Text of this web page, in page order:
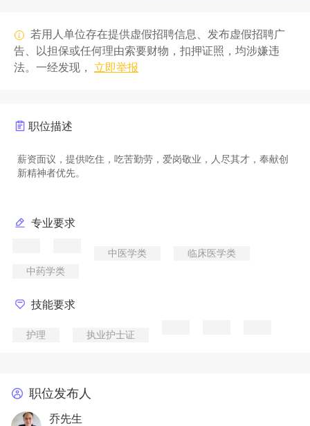
若用人单位存在提供虚假招聘信息、发布虚假招聘广
告、以担保或任何理由索要财物，扣押证照，均涉嫌违
法。一经发现，
立即举报
职位描述
薪资面议，提供吃住，吃苦勤劳，爱岗敬业，人尽其才，奉献创
专业要求
中医学类
临床医学类
中药学类
技能要求
护理 执业护士证
职位发布人
乔先生